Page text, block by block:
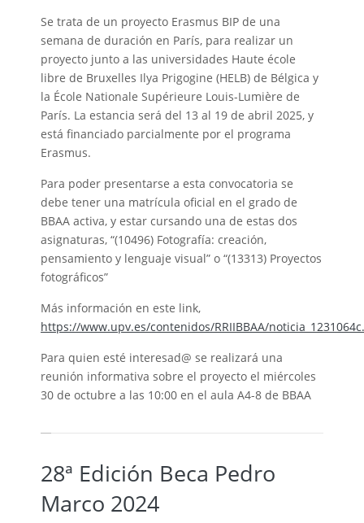
Se trata de un proyecto Erasmus BIP de una
semana de duración en París, para realizar un
proyecto junto a las universidades Haute école
libre de Bruxelles Ilya Prigogine (HELB) de Bélgica y
la École Nationale Supérieure Louis-Lumière de
París. La estancia será del 13 al 19 de abril 2025, y
está financiado parcialmente por el programa
Erasmus.
Para poder presentarse a esta convocatoria se
debe tener una matrícula oficial en el grado de
BBAA activa, y estar cursando una de estas dos
asignaturas, “(10496) Fotografía: creación,
pensamiento y lenguaje visual” o “(13313) Proyectos
fotográficos”
Más información en este link,
https://www.upv.es/contenidos/RRIIBBAA/
Para quien esté interesad@ se realizará una
reunión informativa sobre el proyecto el miércoles
30 de octubre a las 10:00 en el aula A4-8 de BBAA
28ª Edición Beca Pedro
Marco 2024